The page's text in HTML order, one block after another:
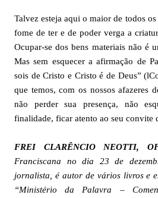
Talvez esteja aqui o maior de todos
fome de ter e de poder verga a
Ocupar-se dos bens materiais não é
Mas sem esquecer a afirmação de
sois de Cristo e Cristo é de Deus”
que temos, com os nossos afazeres
não perder sua presença, não
finalidade, ficar atento ao seu convite
FREI CLARÊNCIO NEOTTI,
Franciscana no dia 23 de
jornalista, é autor de vários livros e
“Ministério da Palavra –